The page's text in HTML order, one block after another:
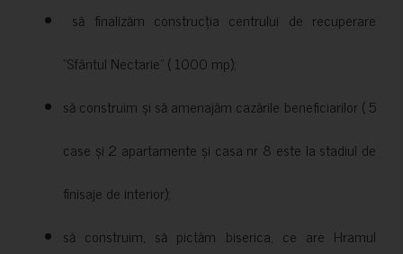
să finalizăm construcția centrului de recuperare
”Sfântul Nectarie” ( 1000 mp);
să construim și să amenajăm cazările beneficiarilor ( 5
case și 2 apartamente și casa nr 8 este la stadiul de
finisaje de interior);
să construim, să pictăm biserica, ce are Hramul